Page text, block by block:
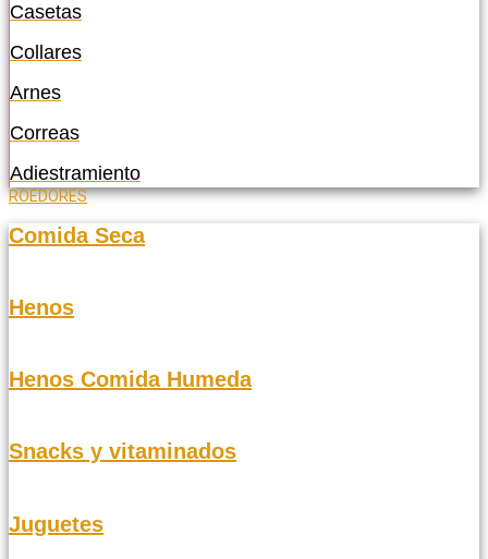
Casetas
Collares
Arnes
Correas
Adiestramiento
ROEDORES
Comida Seca
Henos
Henos Comida Humeda
Snacks y vitaminados
Juguetes